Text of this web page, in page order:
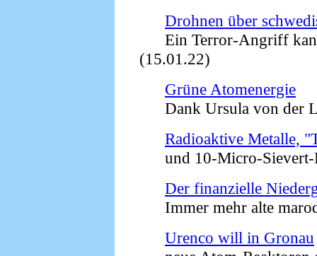
Drohnen über
Ein Terror-Angriff
(15.01.22)
Grüne Atomenergie
Dank Ursula von der
Radioaktive Metalle,
und 10-Micro-Sievert-
Der finanzielle
Immer mehr alte
Urenco will in Gronau